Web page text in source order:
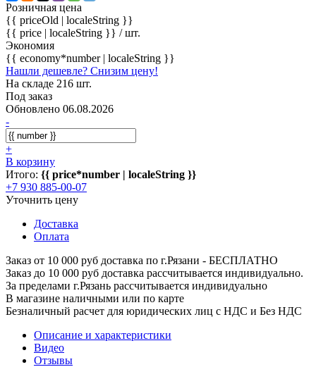
Розничная цена
{{ priceOld | localeString }}
{{ price | localeString }} / шт.
Экономия
{{ economy*number | localeString }}
Нашли дешевле? Снизим цену!
На складе 216 шт.
Под заказ
Обновлено 06.08.2026
-
+
В корзину
Итого: {{ price*number | localeString }}
+7 930 885-00-07
Уточнить цену
Доставка
Оплата
Заказ от 10 000 руб доставка по г.Рязани - БЕСПЛАТНО
Заказ до 10 000 руб доставка рассчитывается индивидуально.
За пределами г.Рязань рассчитывается индивидуально
В магазине наличными или по карте
Безналичный расчет для юридических лиц с НДС и Без НДС
Описание и характеристики
Видео
Отзывы